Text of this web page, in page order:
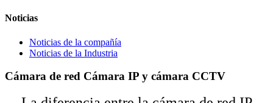
Noticias
Noticias de la compañía
Noticias de la Industria
Cámara de red Cámara IP y cámara CCTV